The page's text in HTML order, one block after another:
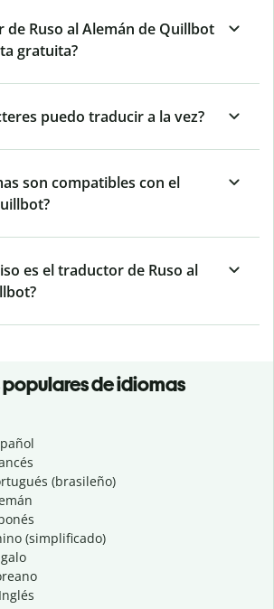
de Ruso al Alemán de Quillbot
gratuita?
puedo traducir a la vez?
son compatibles con el
es el traductor de Ruso al
de idiomas
(brasileño)
(simplificado)